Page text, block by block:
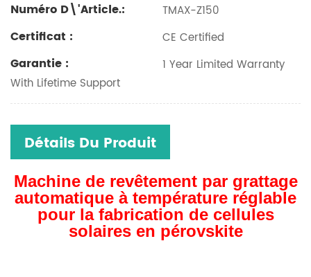
Numéro D\'article.: TMAX-Z150
Certificat : CE Certified
Garantie :
1 Year Limited Warranty
With Lifetime Support
Détails Du Produit
Machine de revêtement par grattage
automatique à température réglable
pour la fabrication de cellules
solaires en pérovskite